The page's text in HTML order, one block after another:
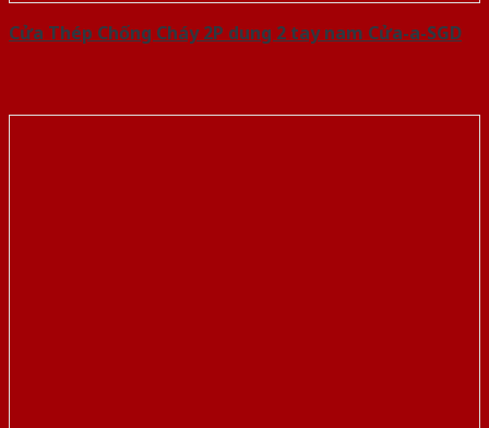
Cửa Thép Chống Cháy 2P dung 2 tay nam Cửa-a-SGD